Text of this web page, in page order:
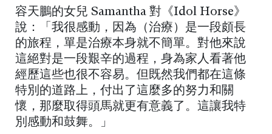
容天鵬的女兒 Samantha 對《Idol Horse》
說：「我很感動，因為（治療）是一段頗長
的旅程，單是治療本身就不簡單。對他來說
這絕對是一段艱辛的過程，身為家人看著他
經歷這些也很不容易。但既然我們都在這條
特別的道路上，付出了這麼多的努力和關
懷，那麼取得頭馬就更有意義了。這讓我特
別感動和鼓舞。」